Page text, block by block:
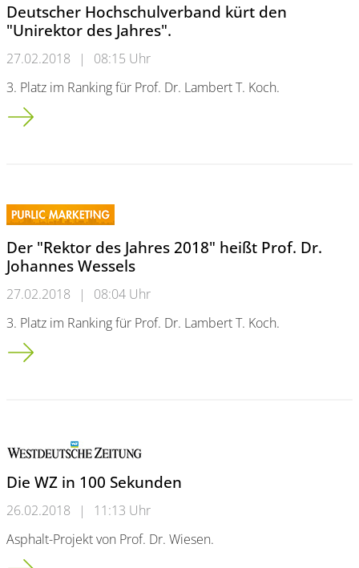
Deutscher Hochschulverband kürt den
"Unirektor des Jahres".
27.02.2018 |
08:15 Uhr
3. Platz im Ranking für Prof. Dr. Lambert T. Koch.
Deutscher Hochschulverband kürt den "Unirektor des Jahres".
Der "Rektor des Jahres 2018" heißt Prof. Dr.
Johannes Wessels
27.02.2018 |
08:04 Uhr
3. Platz im Ranking für Prof. Dr. Lambert T. Koch.
Der "Rektor des Jahres 2018" heißt Prof. Dr. Johannes Wessels
Die WZ in 100 Sekunden
26.02.2018 |
11:13 Uhr
Asphalt-Projekt von Prof. Dr. Wiesen.
Die WZ in 100 Sekunden